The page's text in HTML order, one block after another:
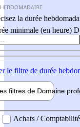
la durée
minimale (en heure)
le filtre de durée
filtres de Domaine pro
professionel
Achats /